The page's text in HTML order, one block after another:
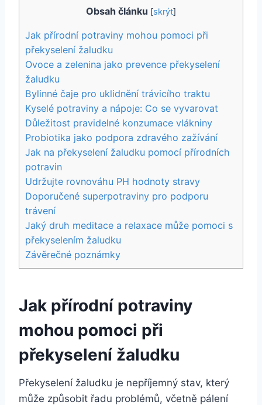
Obsah článku [skrýt]
Jak přírodní potraviny mohou pomoci při
překyselení žaludku
Ovoce a zelenina jako prevence překyselení
žaludku
Bylinné čaje pro uklidnění trávicího traktu
Kyselé potraviny a nápoje: Co se vyvarovat
Důležitost pravidelné konzumace vlákniny
Probiotika jako podpora zdravého zažívání
Jak na překyselení žaludku pomocí přírodních
potravin
Udržujte rovnováhu PH hodnoty stravy
Doporučené superpotraviny pro podporu
trávení
Jaký druh meditace a relaxace může pomoci s
překyselením žaludku
Závěrečné poznámky
Jak přírodní potraviny
mohou pomoci při
překyselení žaludku
Překyselení žaludku je nepříjemný stav, který
může způsobit řadu problémů, včetně pálení